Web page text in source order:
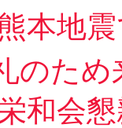
本地
のた
和会